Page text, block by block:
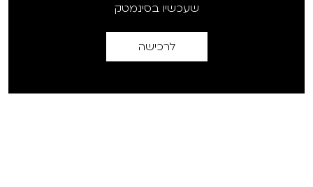
שעכשיו בסינמטק
לרכישה